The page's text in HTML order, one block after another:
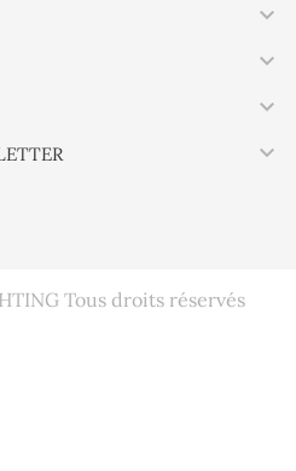




Tous droits réservés